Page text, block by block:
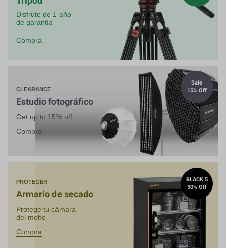
Disfrute de 1 año
de garantía
Compra
CLEARANCE
Estudio fotográfico
Get up to 15% off
Compra
Sale
15% Off
PROTEGER
Armario de secado
Protege tu cámara
del moho
Compra
BLACK 5
30% Off